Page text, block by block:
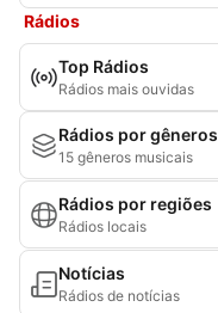
Rádios
Top Rádios
Rádios mais ouvidas
Rádios por gêneros
15 gêneros musicais
Rádios por regiões
Rádios locais
Notícias
Rádios de notícias